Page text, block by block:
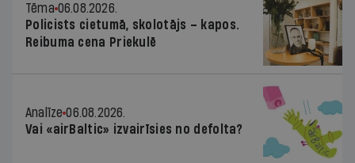
Tēma 06.08.2026.
Policists cietumā, skolotājs – kapos.
Reibuma cena Priekulē
Analīze 06.08.2026.
Vai «airBaltic» izvairīsies no defolta?